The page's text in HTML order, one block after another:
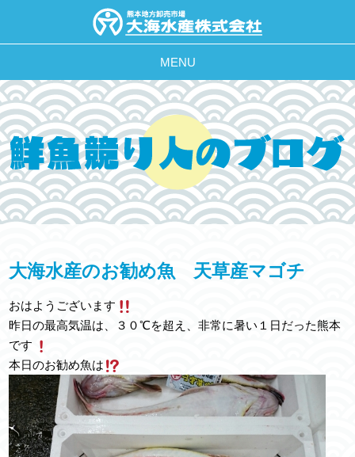
MENU
大海水産のお勧め魚 天草産マゴチ
おはようございます
昨日の最高気温は、３０℃を超え、非常に暑い１日だった熊本
です
本日のお勧め魚は